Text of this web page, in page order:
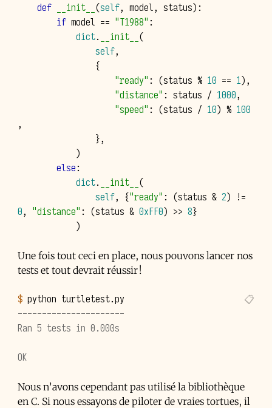
def
__init__ (self, model, status):
if model == "T1988" :
dict. __init__ (
self,
{
"ready" : (status % 10 == 1),
"distance" : status / 1000,
"speed" : (status / 10) % 100
,
},
)
else:
dict. __init__ (
self, {"ready" : (status & 2) !=
0, "distance" : (status & 0xFF0) >> 8}
)
Une fois tout ceci en place, nous pouvons lancer nos
tests et tout devrait réussir !
$ python
----------------------
Ran 5 tests in 0.000s
OK
Nous n’avons cependant pas utilisé la bibliothèque
en C. Si nous essayons de piloter de vraies tortues, il